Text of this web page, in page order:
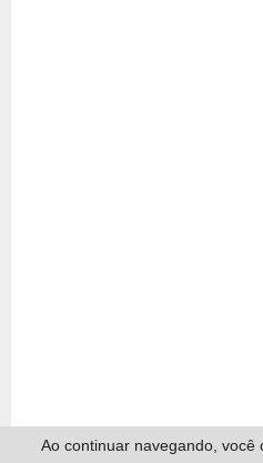
Ao continuar navegando, você